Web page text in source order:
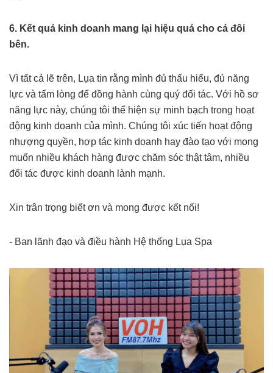
6. Kết quả kinh doanh mang lại hiệu quả cho cả đôi
bên.
Vì tất cả lẽ trên, Lụa tin rằng mình đủ thấu hiểu, đủ năng
lực và tấm lòng để đồng hành cùng quý đối tác. Với hồ sơ
năng lực này, chúng tôi thể hiện sự minh bạch trong hoạt
động kinh doanh của mình. Chúng tôi xúc tiến hoạt động
nhượng quyền, hợp tác kinh doanh hay đào tạo với mong
muốn nhiều khách hàng được chăm sóc thật tâm, nhiều
đối tác được kinh doanh lành mạnh.
Xin trân trọng biết ơn và mong được kết nối!
- Ban lãnh đạo và điều hành Hệ thống Lụa Spa